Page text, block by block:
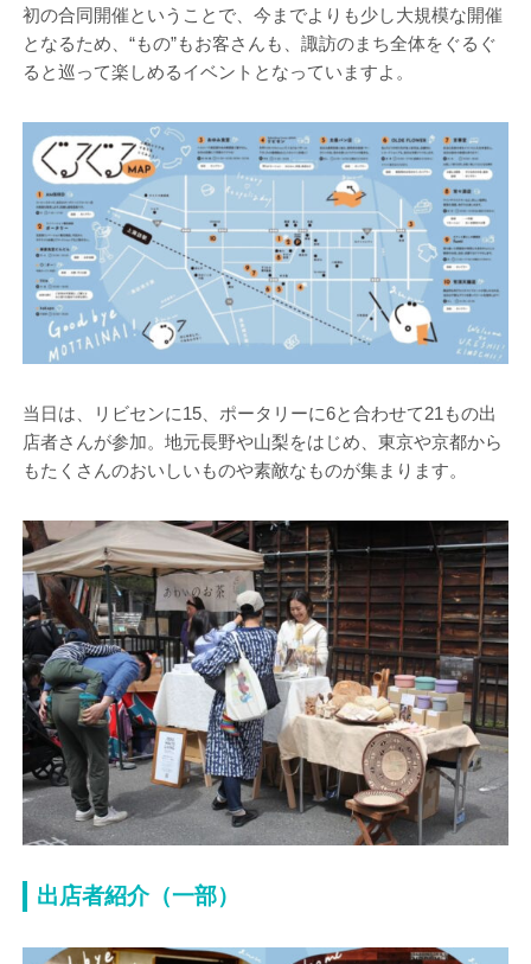
初の合同開催ということで、今までよりも少し大規模な開催
となるため、“もの”もお客さんも、諏訪のまち全体をぐるぐ
ると巡って楽しめるイベントとなっていますよ。
当日は、リビセンに15、ポータリーに6と合わせて21もの出
店者さんが参加。地元長野や山梨をはじめ、東京や京都から
もたくさんのおいしいものや素敵なものが集まります。
出店者紹介（一部）